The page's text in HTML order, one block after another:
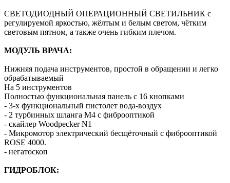
СВЕТОДИОДНЫЙ ОПЕРАЦИОННЫЙ СВЕТИЛЬНИК с
регулируемой яркостью, жёлтым и белым светом, чётким
световым пятном, а также очень гибким плечом.
МОДУЛЬ ВРАЧА:
Нижняя подача инструментов, простой в обращении и легко
обрабатываемый
На 5 инструментов
Полностью функциональная панель с 16 кнопками
- 3-х функциональный пистолет вода-воздух
- 2 турбинных шланга M4 с фиброоптикой
- скайлер Woodpecker N1
- Микромотор электрический бесщёточный с фиброоптикой
ROSE 4000.
- негатоскоп
ГИДРОБЛОК: